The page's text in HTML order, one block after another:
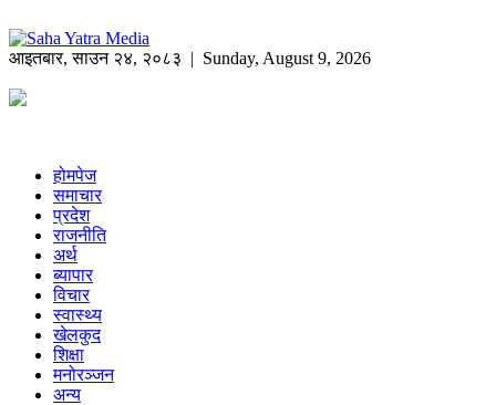
आइतबार,साउन २४, २०८३ | Sunday, August 9, 2026
होमपेज
समाचार
प्रदेश
राजनीति
अर्थ
ब्यापार
विचार
स्वास्थ्य
खेलकुद
शिक्षा
मनोरञ्जन
अन्य